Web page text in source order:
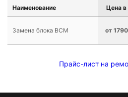
Наименование Цена в
Замена блока BCM от
Прайс-лист на